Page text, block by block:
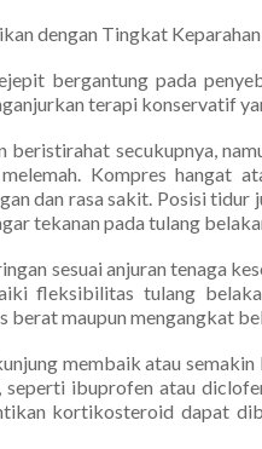
dengan Tingkat Keparahan
bergantung pada
terapi konservatif
beristirahat secukupnya,
Kompres hangat
dan rasa sakit. Posisi
tekanan pada tulang
sesuai anjuran tenaga
fleksibilitas tulang
berat maupun mengangkat
membaik atau
ibuprofen atau
kortikosteroid dapat